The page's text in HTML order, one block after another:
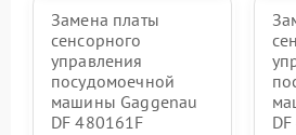
Замена платы
сенсорного
управления
посудомоечной
машины Gaggenau
DF 480161F